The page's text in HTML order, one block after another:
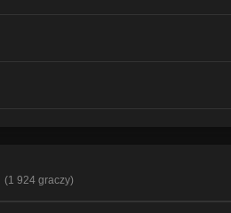
(1 924 graczy)